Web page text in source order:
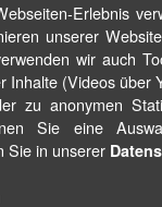
Erlebnis
unserer
wir auch
Inhalte (Videos über
zu anonymen
Sie eine
Sie in unserer